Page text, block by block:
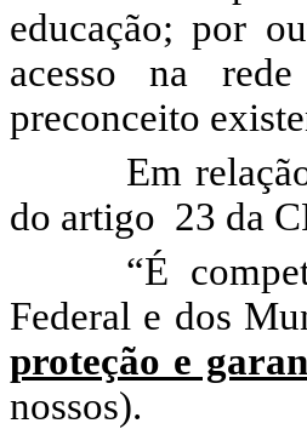
educação; por
acesso na
preconceito
Em
do artigo 23 da
“É
Federal e dos
proteção e
nossos).